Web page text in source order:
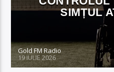
SIMȚUL
Gold FM Radio
19 IULIE 2026